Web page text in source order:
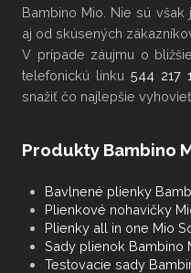
Bambino Mio. Nie sú však
aj od skúsených
V prípade záujmu o
telefonickú linku 544 217
snažiť čo najlepšie
Produkty Bambino
Bavlnené plienky
Plienkové nohavičky
Plienky all in one Mio
Sady plienok Bambino
Testovacie sady